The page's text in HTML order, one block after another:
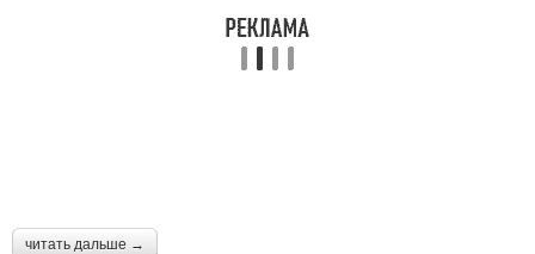
читать дальше →